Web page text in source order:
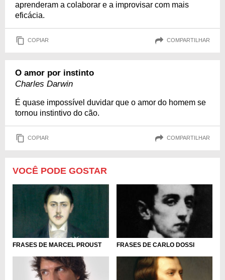
aprenderam a colaborar e a improvisar com mais
eficácia.
COPIAR COMPARTILHAR
O amor por instinto
Charles Darwin
É quase impossível duvidar que o amor do homem se
tornou instintivo do cão.
COPIAR COMPARTILHAR
VOCÊ PODE GOSTAR
FRASES DE MARCEL PROUST FRASES DE CARLO DOSSI